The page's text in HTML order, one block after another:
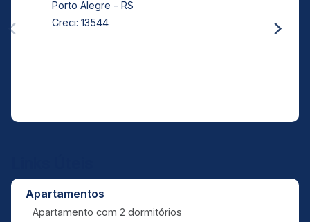
Porto Alegre - RS
Creci: 13544
Apartamentos
Apartamento com 2 dormitórios